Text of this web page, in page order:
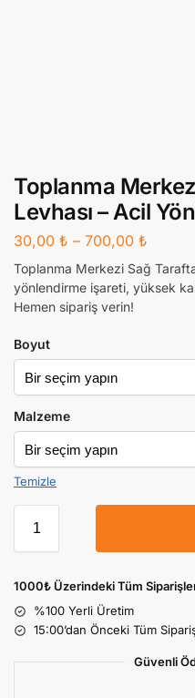
Toplanma
Levhası – Acil
30,00 ₺ – 700,00 ₺
Toplanma Merkezi Sağ
yönlendirme işareti, yüksek
Hemen sipariş verin!
Boyut
Malzeme
Temizle
1000₺ Üzerindeki Tüm
%100 Yerli Üretim
15:00’dan Önceki Tüm
Güvenli